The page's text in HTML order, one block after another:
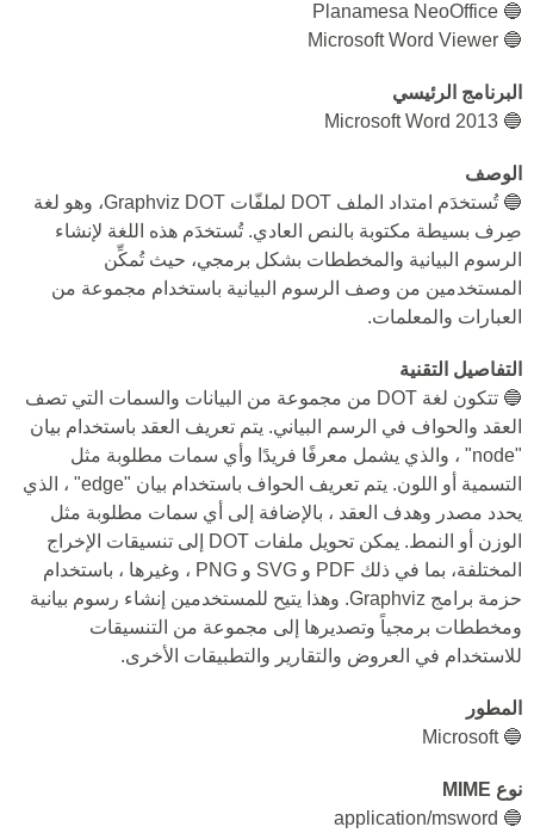
🔵 Planamesa NeoOffice
🔵 Microsoft Word Viewer
البرنامج الرئيسي
🔵 Microsoft Word 2013
الوصف
🔵 تُستخدَم امتداد الملف DOT لملفّات Graphviz DOT، وهو لغة
صِرف بسيطة مكتوبة بالنص العادي. تُستخدَم هذه اللغة لإنشاء
الرسوم البيانية والمخططات بشكل برمجي، حيث تُمكِّن
المستخدمين من وصف الرسوم البيانية باستخدام مجموعة من
العبارات والمعلمات.
التفاصيل التقنية
🔵 تتكون لغة DOT من مجموعة من البيانات والسمات التي تصف
العقد والحواف في الرسم البياني. يتم تعريف العقد باستخدام بيان
"node" ، والذي يشمل معرفًا فريدًا وأي سمات مطلوبة مثل
التسمية أو اللون. يتم تعريف الحواف باستخدام بيان "edge" ، الذي
يحدد مصدر وهدف العقد ، بالإضافة إلى أي سمات مطلوبة مثل
الوزن أو النمط. يمكن تحويل ملفات DOT إلى تنسيقات الإخراج
المختلفة، بما في ذلك PDF و SVG و PNG ، وغيرها ، باستخدام
حزمة برامج Graphviz. وهذا يتيح للمستخدمين إنشاء رسوم بيانية
ومخططات برمجياً وتصديرها إلى مجموعة من التنسيقات
للاستخدام في العروض والتقارير والتطبيقات الأخرى.
المطور
🔵 Microsoft
نوع MIME
🔵 application/msword